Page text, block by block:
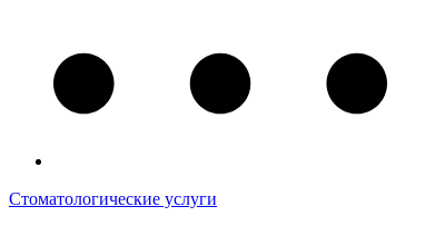
Стоматологические услуги